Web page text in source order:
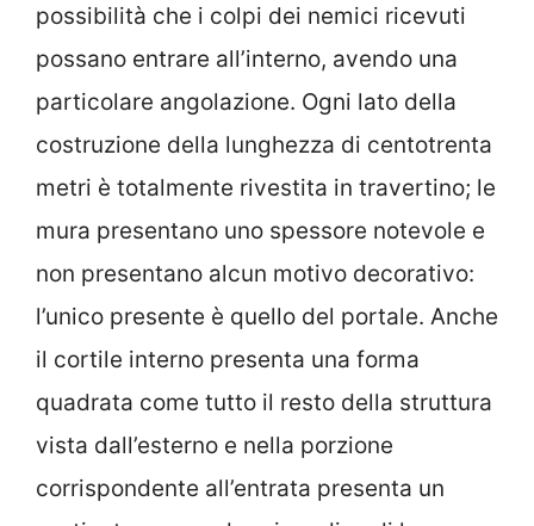
possibilità che i colpi dei nemici ricevuti
possano entrare all’interno, avendo una
particolare angolazione. Ogni lato della
costruzione della lunghezza di centotrenta
metri è totalmente rivestita in travertino; le
mura presentano uno spessore notevole e
non presentano alcun motivo decorativo:
l’unico presente è quello del portale. Anche
il cortile interno presenta una forma
quadrata come tutto il resto della struttura
vista dall’esterno e nella porzione
corrispondente all’entrata presenta un